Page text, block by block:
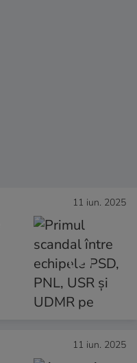
11 iun. 2025
11 iun. 2025